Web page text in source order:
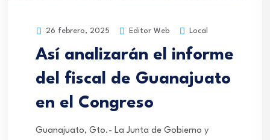
26 febrero, 2025 Editor Web Local
Así analizarán el informe
del fiscal de Guanajuato
en el Congreso
Guanajuato, Gto.- La Junta de Gobierno y